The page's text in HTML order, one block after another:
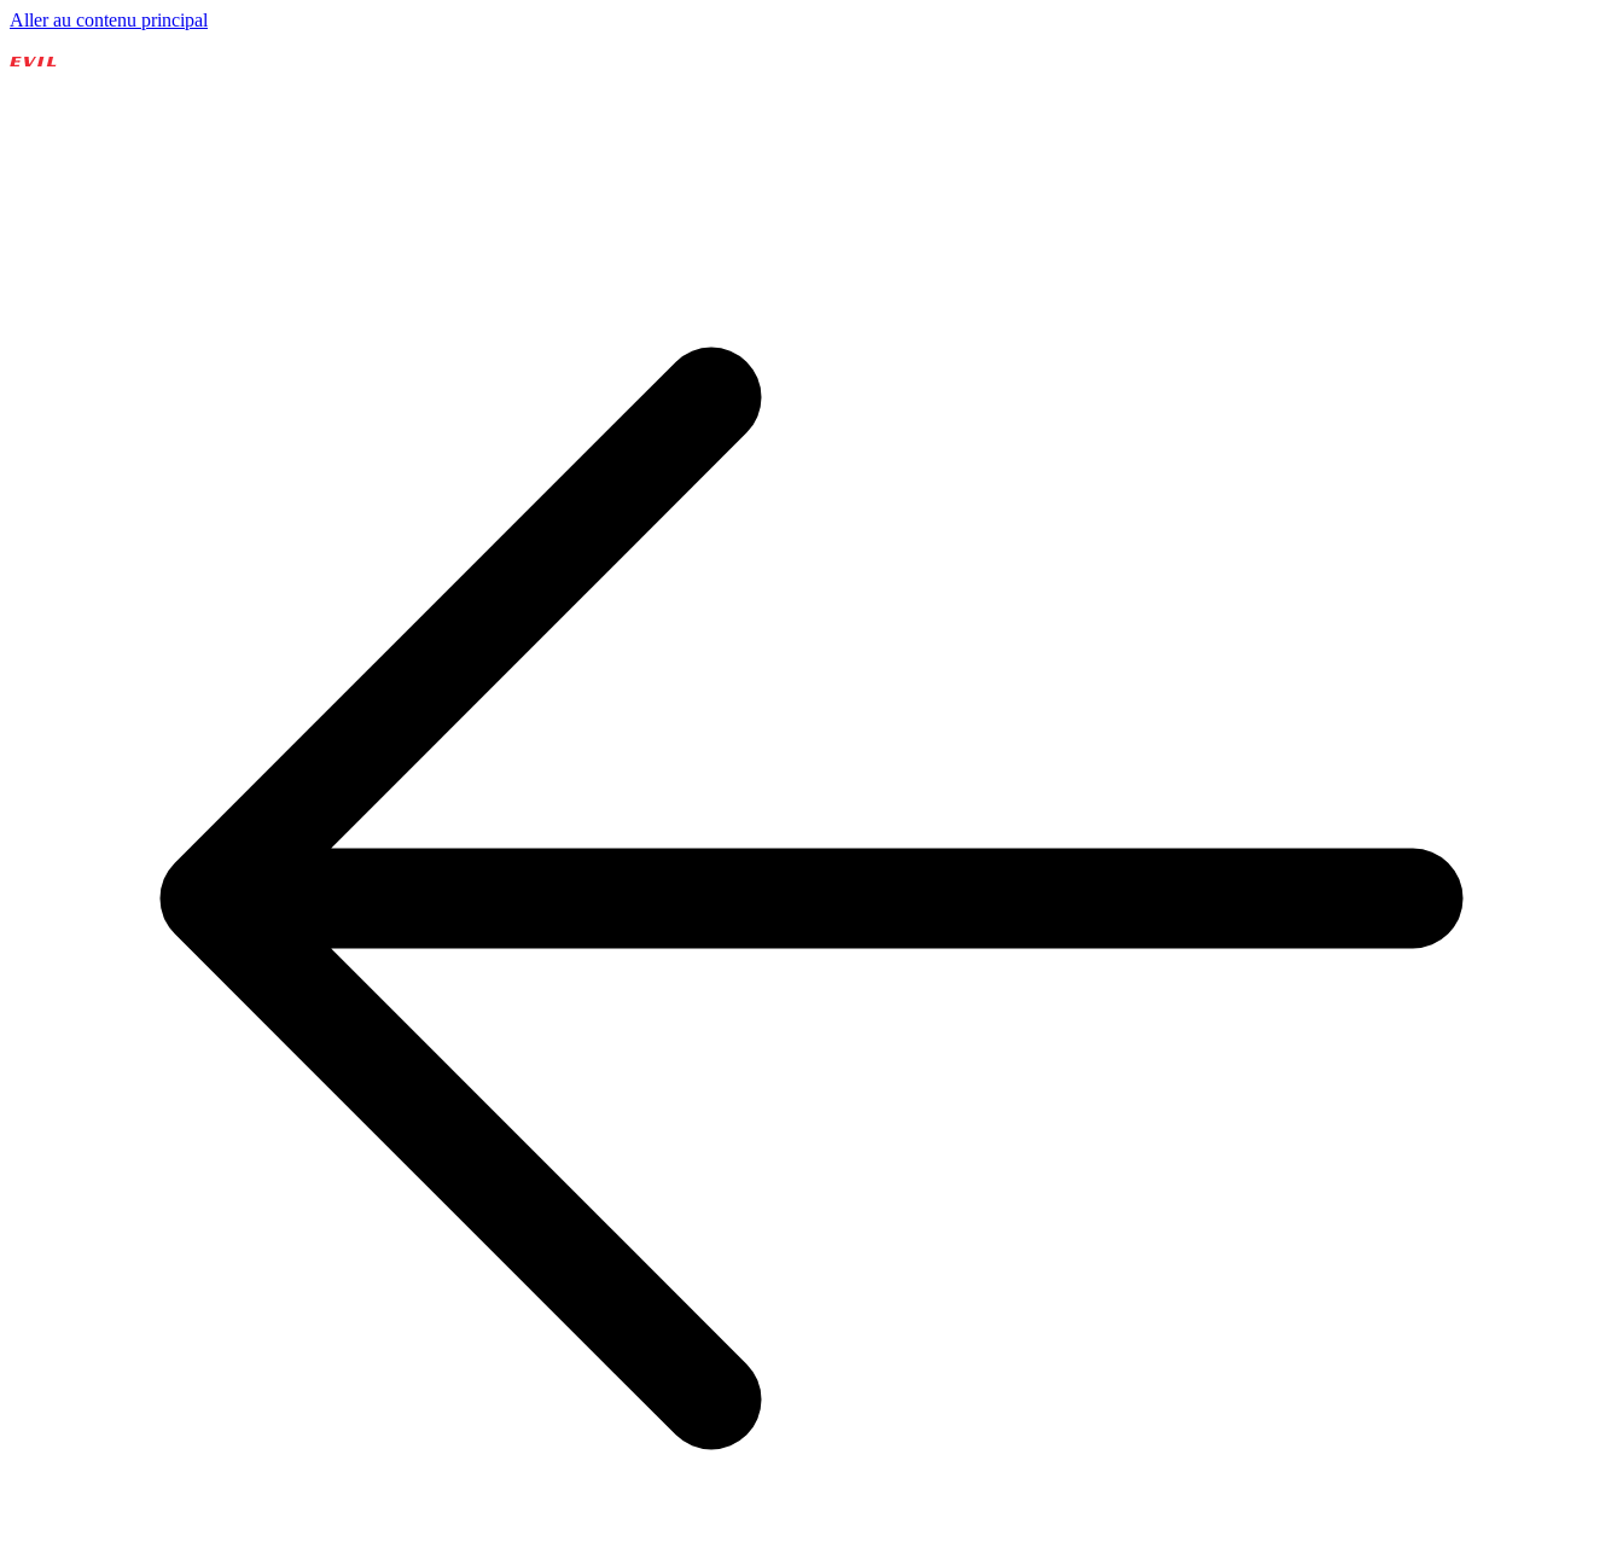
Aller au contenu principal